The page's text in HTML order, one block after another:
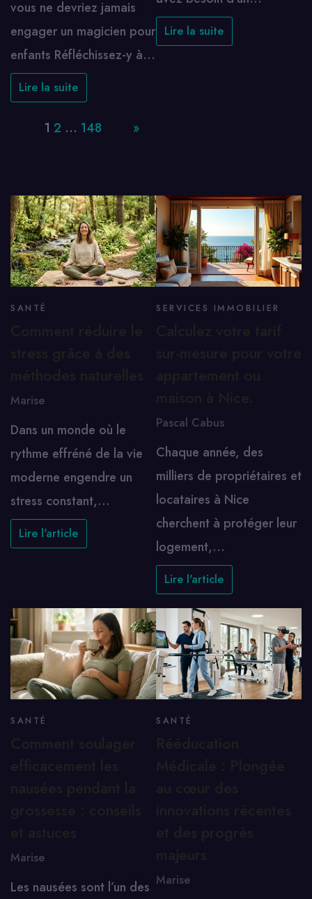
vous ne devriez jamais
engager un magicien pour
enfants Réfléchissez-y à…
Lire la suite
Lire la suite
1 2 … 148 »
SANTÉ
Marise
Dans un monde où le
rythme effréné de la vie
moderne engendre un
stress constant,…
Lire l'article
SERVICES IMMOBILIER
Pascal Cabus
Chaque année, des
milliers de propriétaires et
locataires à Nice
cherchent à protéger leur
logement,…
Lire l'article
SANTÉ
Marise
Les nausées sont l’un des
SANTÉ
Marise